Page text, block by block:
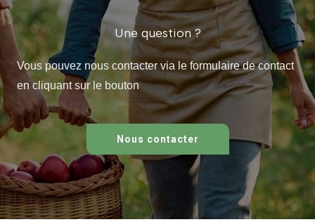
Une question ?
Vous pouvez nous contacter via le formulaire de contact
en cliquant sur le bouton
Nous contacter